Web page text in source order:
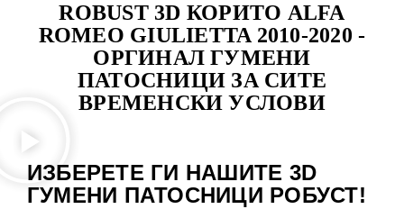
ROBUST 3D КОРИТО ALFA
ROMEO GIULIETTA 2010-2020 -
ОРГИНАЛ ГУМЕНИ
ПАТОСНИЦИ ЗА СИТЕ
ВРЕМЕНСКИ УСЛОВИ
ИЗБЕРЕТЕ ГИ НАШИТЕ 3D
ГУМЕНИ ПАТОСНИЦИ РОБУСТ!